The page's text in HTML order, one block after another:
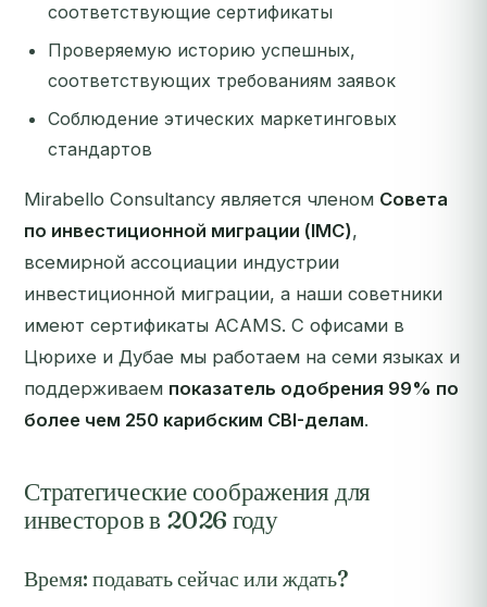
соответствующие сертификаты
Проверяемую историю успешных,
соответствующих требованиям заявок
Соблюдение этических маркетинговых
стандартов
Mirabello Consultancy является членом Совета
по инвестиционной миграции (IMC),
всемирной ассоциации индустрии
инвестиционной миграции, а наши советники
имеют сертификаты ACAMS. С офисами в
Цюрихе и Дубае мы работаем на семи языках и
поддерживаем показатель одобрения 99% по
более чем 250 карибским CBI-делам.
Стратегические соображения для
инвесторов в 2026 году
Время: подавать сейчас или ждать?